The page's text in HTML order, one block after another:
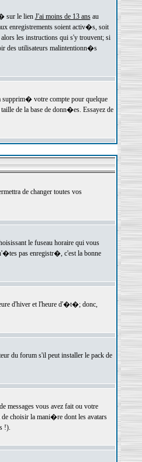
sur le lien J'ai moins de 13 ansau
enregistrements soient activ�s, soit
les instructions qui s'y trouvent; si
des utilisateurs malintentionn�s
votre compte pour quelque
de la base de donn�es. Essayez de
de changer toutes vos
le fuseau horaire qui vous
pas enregistr�, c'est la bonne
d'hiver et l'heure d'�t�; donc,
du forum s'il peut installer le pack de
messages vous avez fait ou votre
choisir la mani�re dont les avatars
!).